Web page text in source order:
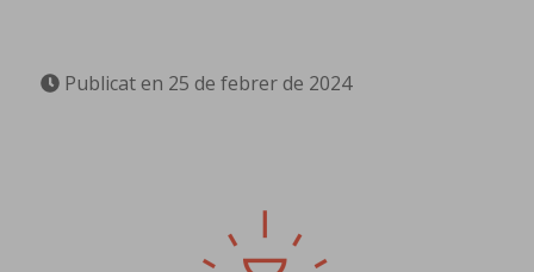
Publicat en 25 de febrer de 2024